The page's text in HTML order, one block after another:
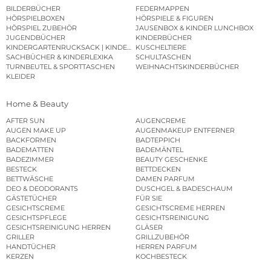
BILDERBÜCHER
FEDERMAPPEN
HÖRSPIELBOXEN
HÖRSPIELE & FIGUREN
HÖRSPIEL ZUBEHÖR
JAUSENBOX & KINDER LUNCHBOX
JUGENDBÜCHER
KINDERBÜCHER
KINDERGARTENRUCKSACK | KINDERGARTENBEUTEL
KUSCHELTIERE
SACHBÜCHER & KINDERLEXIKA
SCHULTASCHEN
TURNBEUTEL & SPORTTASCHEN
WEIHNACHTSKINDERBÜCHER
KLEIDER
Home & Beauty
AFTER SUN
AUGENCREME
AUGEN MAKE UP
AUGENMAKEUP ENTFERNER
BACKFORMEN
BADTEPPICH
BADEMATTEN
BADEMÄNTEL
BADEZIMMER
BEAUTY GESCHENKE
BESTECK
BETTDECKEN
BETTWÄSCHE
DAMEN PARFUM
DEO & DEODORANTS
DUSCHGEL & BADESCHAUM
GÄSTETÜCHER
FÜR SIE
GESICHTSCREME
GESICHTSCREME HERREN
GESICHTSPFLEGE
GESICHTSREINIGUNG
GESICHTSREINIGUNG HERREN
GLÄSER
GRILLER
GRILLZUBEHÖR
HANDTÜCHER
HERREN PARFUM
KERZEN
KOCHBESTECK